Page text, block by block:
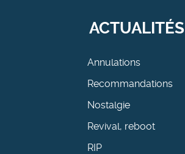
ACTUALITÉS
Annulations
Recommandations
Nostalgie
Revival, reboot
RIP